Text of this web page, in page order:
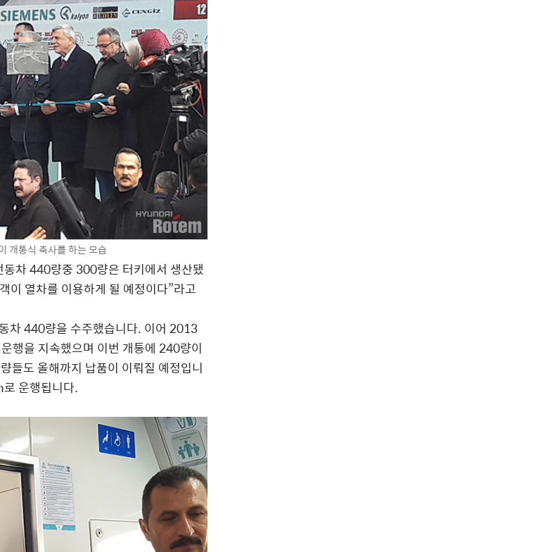
개통식 축사를 하는 모습
차 440량중 300량은 터키에서 생산됐
열차를 이용하게 될 예정이다”라고
차 440량을 수주했습니다. 이어 2013
행을 지속했으며 이번 개통에 240량이
들도 올해까지 납품이 이뤄질 예정입니
운행됩니다.